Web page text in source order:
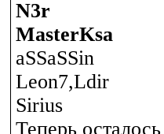
N3r
MasterKsa
aSSaSSin
Leon7,Ldir
Sirius
Теперь